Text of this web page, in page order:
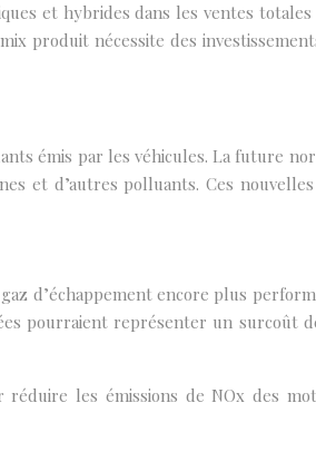
et hybrides dans les ventes totales
produit nécessite des
émis par les véhicules. La future
et d’autres polluants. Ces
d’échappement encore plus
pourraient représenter un surcoût
les émissions de NOx des